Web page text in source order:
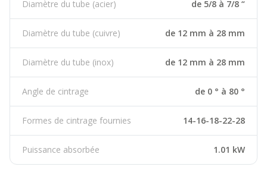
Diamètre du tube (acier) de 5/8 à 7/8 “
Diamètre du tube (cuivre) de 12 mm à 28 mm
Diamètre du tube (inox) de 12 mm à 28 mm
Angle de cintrage de 0 ° à 80 °
Formes de cintrage fournies 14-16-18-22-28
Puissance absorbée 1.01 kW